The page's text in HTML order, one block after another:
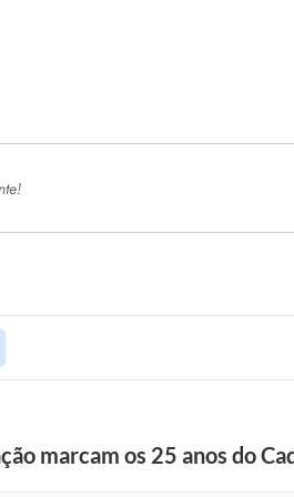
Esporte
marcam os 25 anos do